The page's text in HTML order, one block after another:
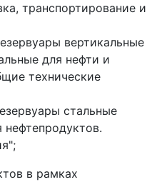
транспортирование и
вертикальные
для нефти и
технические
стальные
нефтепродуктов.
в рамках